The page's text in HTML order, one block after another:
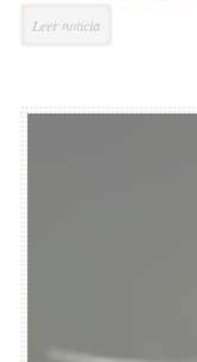
Leer noticia